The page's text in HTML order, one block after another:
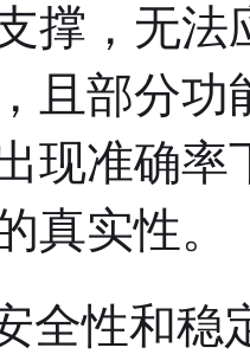
撑，无法
且部分功
现准确率
真实性。
全性和